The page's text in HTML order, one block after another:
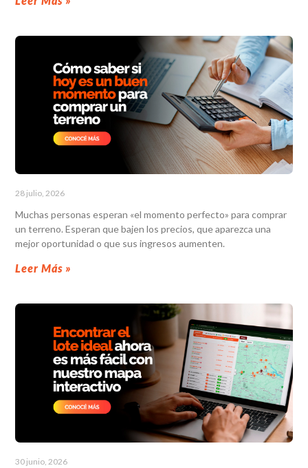
28 julio, 2026
Muchas personas esperan «el momento perfecto» para comprar
un terreno. Esperan que bajen los precios, que aparezca una
mejor oportunidad o que sus ingresos aumenten.
Leer Más »
30 junio, 2026